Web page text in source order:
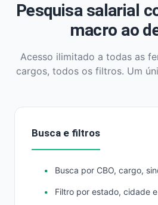
Pesquisa salarial
macro ao
Acesso ilimitado a todas as
cargos, todos os filtros. Um
Busca e filtros
Busca por CBO, cargo,
Filtro por estado, cidade